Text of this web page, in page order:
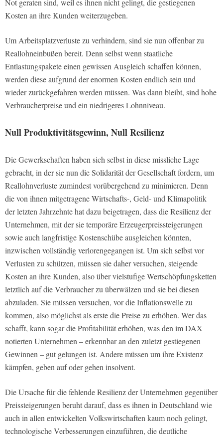
Not geraten sind, weil es ihnen nicht gelingt, die gestiegenen
Kosten an ihre Kunden weiterzugeben.
Um Arbeitsplatzverluste zu verhindern, sind sie nun offenbar zu
Reallohneinbußen bereit. Denn selbst wenn staatliche
Entlastungspakete einen gewissen Ausgleich schaffen können,
werden diese aufgrund der enormen Kosten endlich sein und
wieder zurückgefahren werden müssen. Was dann bleibt, sind hohe
Verbraucherpreise und ein niedrigeres Lohnniveau.
Null Produktivitätsgewinn, Null Resilienz
Die Gewerkschaften haben sich selbst in diese missliche Lage
gebracht, in der sie nun die Solidarität der Gesellschaft fordern, um
Reallohnverluste zumindest vorübergehend zu minimieren. Denn
die von ihnen mitgetragene Wirtschafts-, Geld- und Klimapolitik
der letzten Jahrzehnte hat dazu beigetragen, dass die Resilienz der
Unternehmen, mit der sie temporäre Erzeugerpreissteigerungen
sowie auch langfristige Kostenschübe ausgleichen könnten,
inzwischen vollständig verlorengegangen ist. Um sich selbst vor
Verlusten zu schützen, müssen sie daher versuchen, steigende
Kosten an ihre Kunden, also über vielstufige Wertschöpfungsketten
letztlich auf die Verbraucher zu überwälzen und sie bei diesen
abzuladen. Sie müssen versuchen, vor die Inflationswelle zu
kommen, also möglichst als erste die Preise zu erhöhen. Wer das
schafft, kann sogar die Profitabilität erhöhen, was den im DAX
notierten Unternehmen – erkennbar an den zuletzt gestiegenen
Gewinnen – gut gelungen ist. Andere müssen um ihre Existenz
kämpfen, geben auf oder gehen insolvent.
Die Ursache für die fehlende Resilienz der Unternehmen gegenüber
Preissteigerungen beruht darauf, dass es ihnen in Deutschland wie
auch in allen entwickelten Volkswirtschaften kaum noch gelingt,
technologische Verbesserungen einzuführen, die deutliche